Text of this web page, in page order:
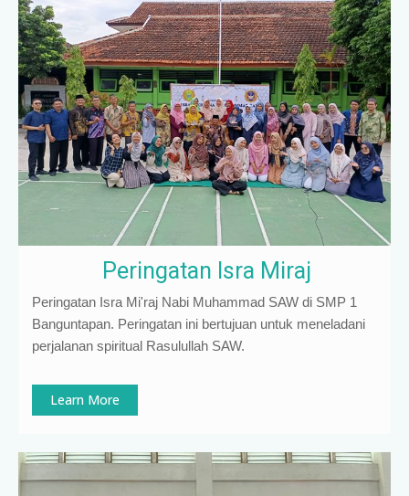
Peringatan Isra Miraj
Peringatan Isra Mi'raj Nabi Muhammad SAW di SMP 1
Banguntapan. Peringatan ini bertujuan untuk meneladani
perjalanan spiritual Rasulullah SAW.
Learn More